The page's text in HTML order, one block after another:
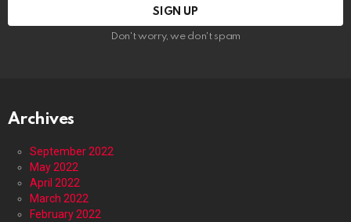
Don't worry, we don't spam
Archives
September 2022
May 2022
April 2022
March 2022
February 2022